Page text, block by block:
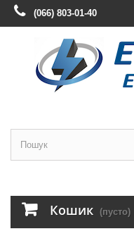
(066) 803-01-40
Кошик (пусто)